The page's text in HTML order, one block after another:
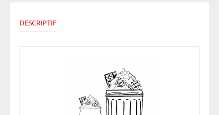
DESCRIPTIF